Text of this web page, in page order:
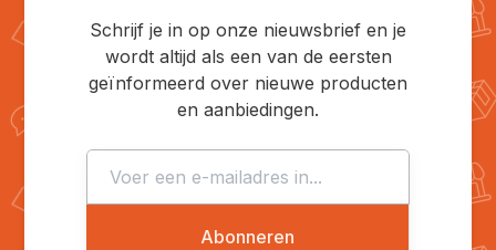
Schrijf je in op onze nieuwsbrief en je
wordt altijd als een van de eersten
geïnformeerd over nieuwe producten
en aanbiedingen.
Abonneren